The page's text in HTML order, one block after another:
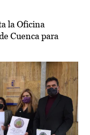
la Oficina
Cuenca para